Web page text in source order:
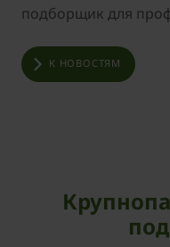
подборщик для
К НОВОСТЯМ